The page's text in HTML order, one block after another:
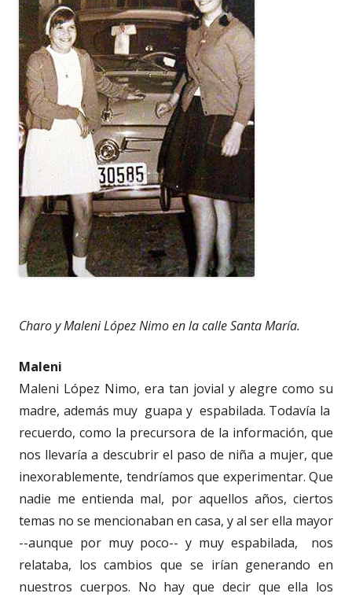
Charo y Maleni López Nimo en la calle Santa María.
Maleni
Maleni López Nimo, era tan jovial y alegre como su
madre, además muy guapa y espabilada. Todavía la
recuerdo, como la precursora de la información, que
nos llevaría a descubrir el paso de niña a mujer, que
inexorablemente, tendríamos que experimentar. Que
nadie me entienda mal, por aquellos años, ciertos
temas no se mencionaban en casa, y al ser ella mayor
--aunque por muy poco-- y muy espabilada, nos
relataba, los cambios que se irían generando en
nuestros cuerpos. No hay que decir que ella los